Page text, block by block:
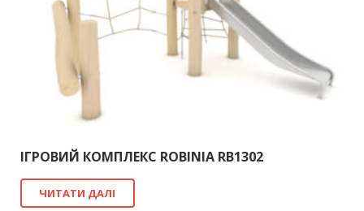
ІГРОВИЙ КОМПЛЕКС ROBINIA RB1302
ЧИТАТИ ДАЛІ